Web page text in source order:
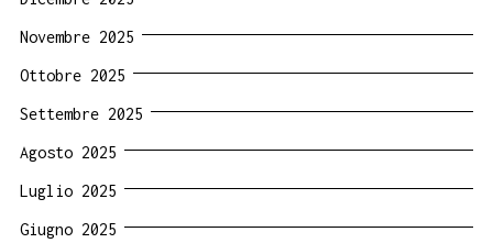
Novembre 2025
Ottobre 2025
Settembre 2025
Agosto 2025
Luglio 2025
Giugno 2025